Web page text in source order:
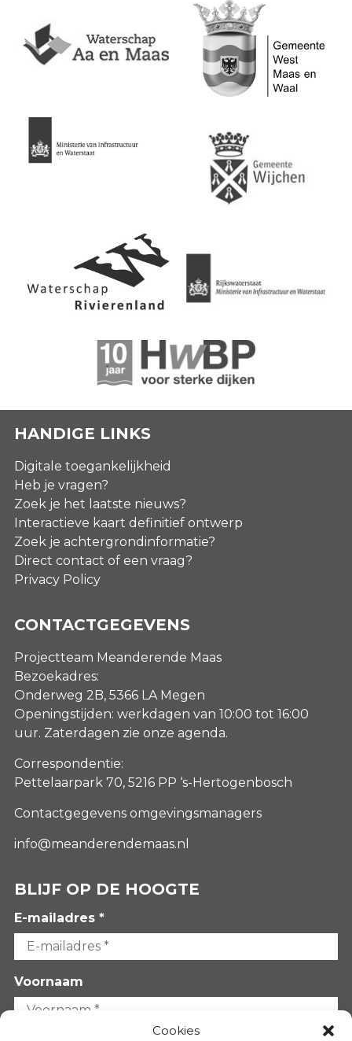
Cookies
HANDIGE LINKS
Digitale toegankelijkheid
Heb je vragen?
Zoek je het laatste nieuws?
Interactieve kaart definitief ontwerp
Zoek je achtergrondinformatie?
Direct contact of een vraag?
Privacy Policy
CONTACTGEGEVENS
Projectteam Meanderende Maas
Bezoekadres:
Onderweg 2B, 5366 LA Megen
Openingstijden: werkdagen van 10:00 tot 16:00
uur. Zaterdagen zie onze agenda.
Correspondentie:
Pettelaarpark 70, 5216 PP ‘s-Hertogenbosch
Contactgegevens omgevingsmanagers
info@meanderendemaas.nl
BLIJF OP DE HOOGTE
E-mailadres *
Voornaam